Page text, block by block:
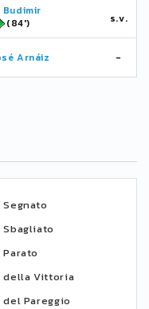
Budimir
(84')
s.v.
Arnáiz -
Sbagliato
della Vittoria
del Pareggio